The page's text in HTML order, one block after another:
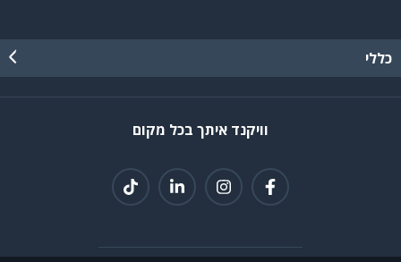
כללי
וויקנד איתך בכל מקום